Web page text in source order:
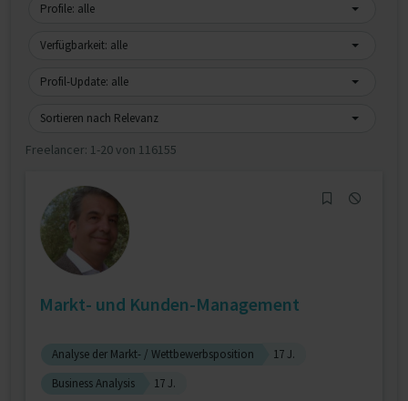
Profile: alle
Verfügbarkeit: alle
Profil-Update: alle
Sortieren nach Relevanz
Freelancer: 1-20 von 116155
Markt- und Kunden-Management
Analyse der Markt- / Wettbewerbsposition
17 J.
Business Analysis
17 J.